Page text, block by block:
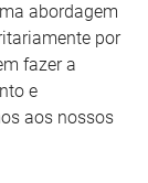
abordagem
por
fazer a
e
aos nossos